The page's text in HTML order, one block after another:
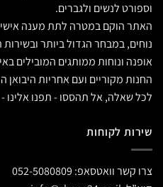
וספורט לנשים ולגברים.
האתר הוקם במטרה לתת מענה אישי
נוחים, במבחר הגדול ביותר
אופנה ונוחות ממותגים המובילים
החנות מקוריים ועם אחריות
לכל שאלה, אל תהססו - תפנו אלינו -
שירות לקוחות
צרו קשר וואטסאפ: 052-5080809